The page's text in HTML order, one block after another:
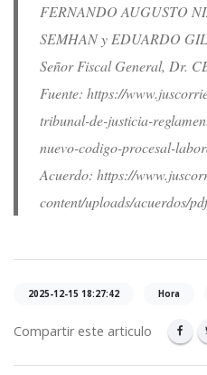
FERNANDO AUGUSTO
SEMHAN y EDUARDO
Señor Fiscal General, Dr.
Fuente: https://
tribunal-de-justicia-
nuevo-codigo-procesal-
Acuerdo: https://
content/uploads/acuerdos/
2025-12-15 18:27:42 Hora
Compartir este articulo